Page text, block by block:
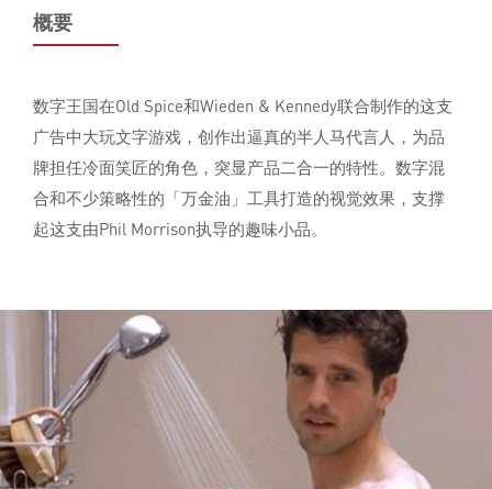
概要
数字王国在Old Spice和Wieden & Kennedy联合制作的这支
广告中大玩文字游戏，创作出逼真的半人马代言人，为品
牌担任冷面笑匠的角色，突显产品二合一的特性。数字混
合和不少策略性的「万金油」工具打造的视觉效果，支撑
起这支由Phil Morrison执导的趣味小品。